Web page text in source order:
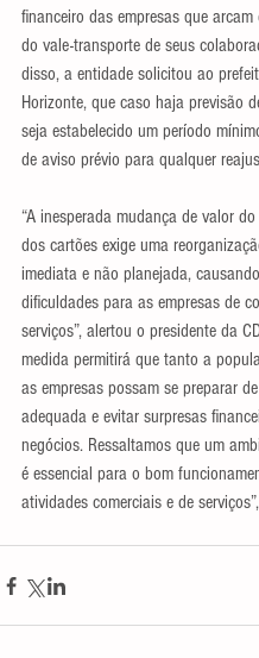
financeiro das empresas que
do vale-transporte de seus
disso, a entidade solicitou ao
Horizonte, que caso haja previsão
seja estabelecido um período
de aviso prévio para qualquer
“A inesperada mudança de valor
dos cartões exige uma
imediata e não planejada,
dificuldades para as empresas de
serviços”, alertou o presidente da
medida permitirá que tanto a
as empresas possam se preparar
adequada e evitar surpresas
negócios. Ressaltamos que um
é essencial para o bom
atividades comerciais e de